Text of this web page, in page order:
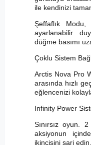
ile kendinizi
Şeffaflık
ayarlanabilir
düğme basımı
Çoklu Sistem
Arctis Nova Pro
arasında hızlı
eğlencenizi
Infinity Power
Sınırsız oyun.
aksiyonun
ikincisini şarj